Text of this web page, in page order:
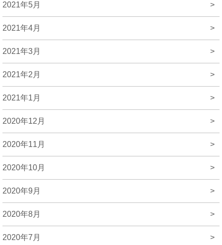
2021年5月 >
2021年4月 >
2021年3月 >
2021年2月 >
2021年1月 >
2020年12月 >
2020年11月 >
2020年10月 >
2020年9月 >
2020年8月 >
2020年7月 >